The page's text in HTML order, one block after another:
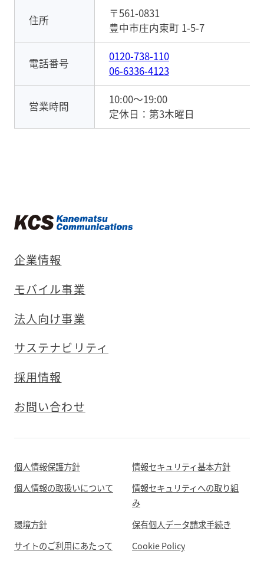
住所
〒561-0831
豊中市庄内東町 1-5-7
電話番号
0120-738-110
06-6336-4123
営業時間
10:00〜19:00
定休日：第3木曜日
企業情報
モバイル事業
法人向け事業
サステナビリティ
採用情報
お問い合わせ
個人情報保護方針
情報セキュリティ基本方針
個人情報の取扱いについて
情報セキュリティへの取り組
み
環境方針
保有個人データ請求手続き
サイトのご利用にあたって
Cookie Policy